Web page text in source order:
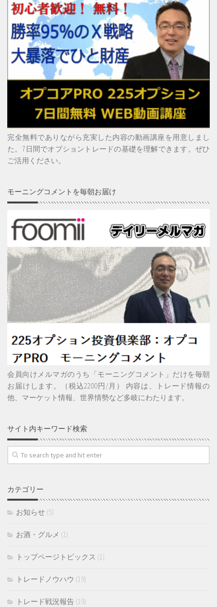
完全無料でありながら充実した内容の動画講座を用意しまし
た。7日間でオプショントレードの基礎を理解できます。ぜひ
ご活用ください。
モーニングコメントを毎朝お届け
会員向けメルマガのうち「モーニングコメント」だけを毎朝
お届けします。（税込2200円/月） 内容は、トレード情報の
他、マーケット情報、世界情勢など多岐にわたります。
サイト内キーワード検索
カテゴリー
お知らせ (5)
お酒・グルメ (1)
トップページトピックス (1)
トレードノウハウ (19)
トレード戦況報告 (19)